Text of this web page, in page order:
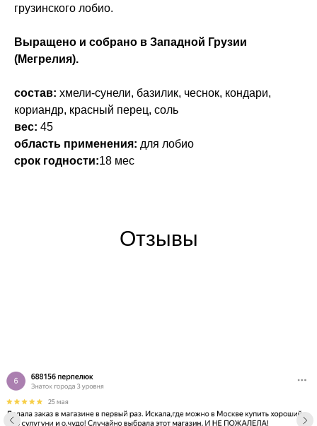
грузинского лобио.
Выращено и собрано в Западной Грузии
(Мегрелия).
состав: хмели-сунели, базилик, чеснок, кондари,
кориандр, красный перец, соль
вес: 45
область применения: для лобио
срок годности:18 мес
Отзывы